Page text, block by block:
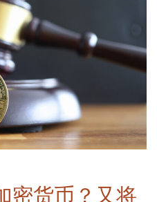
密货币？又将